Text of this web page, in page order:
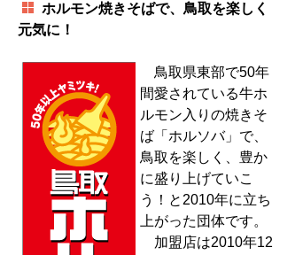
ホルモン焼きそばで、鳥取を楽しく
元気に！
鳥取県東部で50年
間愛されている牛ホ
ルモン入りの焼きそ
ば「ホルソバ」で、
鳥取を楽しく、豊か
に盛り上げていこ
う！と2010年に立ち
上がった団体です。
加盟店は2010年12